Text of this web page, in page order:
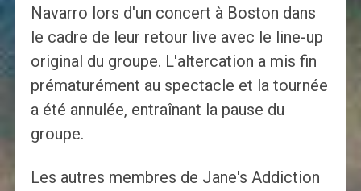
Navarro lors d'un concert à Boston dans
le cadre de leur retour live avec le line-up
original du groupe. L'altercation a mis fin
prématurément au spectacle et la tournée
a été annulée, entraînant la pause du
groupe.
Les autres membres de Jane's Addiction